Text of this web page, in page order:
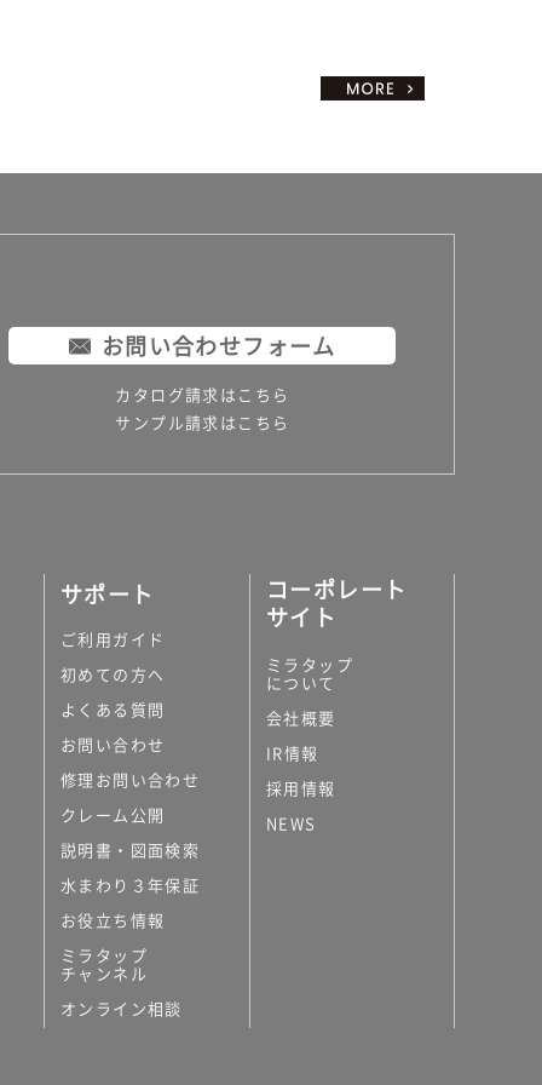
お問い合わせフォーム
カタログ請求はこちら
サンプル請求はこちら
サポート
ご利用ガイド
初めての方へ
よくある質問
お問い合わせ
修理お問い合わせ
クレーム公開
説明書・図面検索
水まわり３年保証
お役立ち情報
ミラタップ
チャンネル
オンライン相談
コーポレート
サイト
ミラタップ
について
会社概要
IR情報
採用情報
NEWS